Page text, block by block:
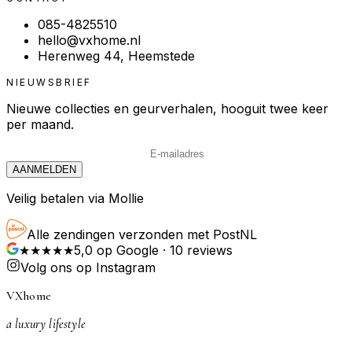
085-4825510
hello@vxhome.nl
Herenweg 44, Heemstede
NIEUWSBRIEF
Nieuwe collecties en geurverhalen, hooguit twee keer
per maand.
AANMELDEN
Veilig betalen via Mollie
Alle zendingen verzonden met PostNL
★★★★★5,0 op Google · 10 reviews
Volg ons op Instagram
VXhome
a luxury lifestyle